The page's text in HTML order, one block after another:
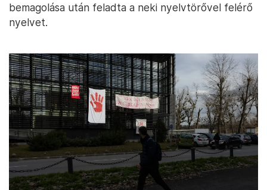
bemagolása után feladta a neki nyelvtörővel felérő
nyelvet.